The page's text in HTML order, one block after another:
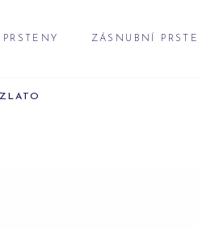
ZÁSNUBNÍ